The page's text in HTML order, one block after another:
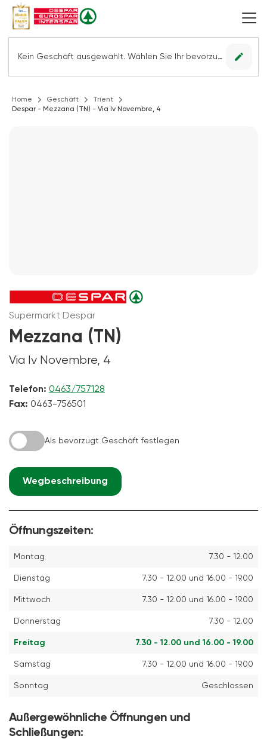
Kein Geschäft ausgewählt. Wählen Sie Ihr bevorzugtes Geschäft, um alle Angebote sehen zu können. edit
Home Geschäft
Trient
Despar - Mezzana (TN) - Via Iv Novembre, 4
Supermarkt Despar
Mezzana (TN)
Via Iv Novembre, 4
Telefon: 0463/757128
Fax: 0463-756501
Als bevorzugt Geschäft festlegen
Wegbeschreibung
Öffnungszeiten:
Montag 7.30 - 12.00
Dienstag 7.30 - 12.00 und 16.00 - 19.00
Mittwoch 7.30 - 12.00 und 16.00 - 19.00
Donnerstag 7.30 - 12.00
Freitag 7.30 - 12.00 und 16.00 - 19.00
Samstag 7.30 - 12.00 und 16.00 - 19.00
Sonntag Geschlossen
Außergewöhnliche Öffnungen und
Schließungen: